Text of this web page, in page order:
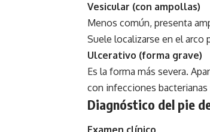
Vesicular (con ampollas)
Menos común, presenta
Suele localizarse en el arco
Ulcerativo (forma grave)
Es la forma más severa.
con infecciones bacterianas
Diagnóstico del pie
Examen clínico